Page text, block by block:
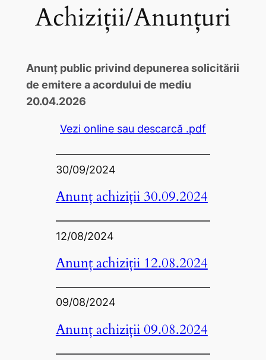
Achiziții/Anunțuri
Anunț public privind depunerea solicitării
de emitere a acordului de mediu
20.04.2026
Vezi online sau descarcă .pdf
30/09/2024
Anunț achiziții 30.09.2024
12/08/2024
Anunț achiziții 12.08.2024
09/08/2024
Anunț achiziții 09.08.2024